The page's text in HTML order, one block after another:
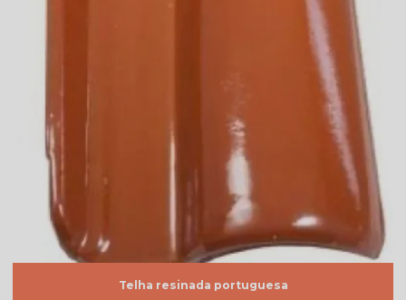
Telha americana esmaltada cinza
Telha americana esmaltada dupla face
Telha americana esmaltada dupla face preço
Telha americana esmaltada grafite
Telha americana esmaltada lisa
Telha americana esmaltada marfim
Telha resinada portuguesa